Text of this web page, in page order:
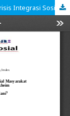
Pernikahan Beda Agama sebagai Indikator Krisis Integrasi Sosial Masyarakat Modern dalam Perspektif Fungsionalisme Emile Durkheim